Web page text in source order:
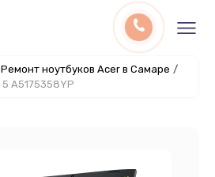
Ремонт ноутбуков Acer в Самаре /
5 A5175358YP